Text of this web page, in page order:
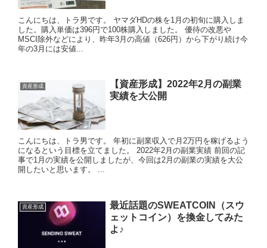
こんにちは、トラ男です。 ヤマダHDの株を1月の初旬に購入しま
した。購入単価は396円で100株購入しました。 優待の改悪や
MSCI除外などにより、昨年3月の高値（626円）から下がり続け今
年の3月には安値...
資産形成
【資産形成】2022年2月の副業
実績を大公開
こんにちは、トラ男です。 年初に副業収入で月2万円を稼げるよう
になるという目標を立てました。 2022年2月の副業実績 前回の記
事で1月の実績を公開しましたが、今回は2月の副業の実績を大公
開したいと思います。 ...
資産形成
最近話題のSWEATCOIN（スウ
ェットコイン）を換金してみた
よ♪